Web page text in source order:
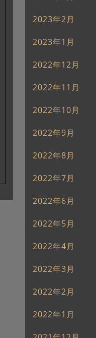
2023年2月
2023年1月
2022年12月
2022年11月
2022年10月
2022年9月
2022年8月
2022年7月
2022年6月
2022年5月
2022年4月
2022年3月
2022年2月
2022年1月